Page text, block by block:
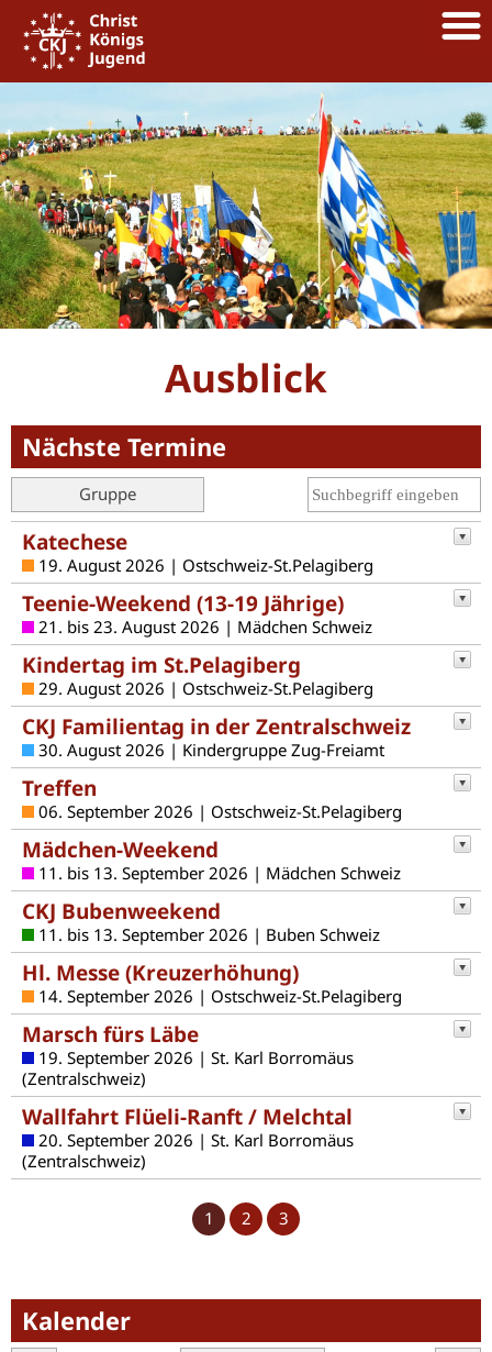
Ausblick
Nächste Termine
Gruppe
Katechese
19. August 2026 | Ostschweiz-St.Pelagiberg
Teenie-Weekend (13-19 Jährige)
21. bis 23. August 2026 | Mädchen Schweiz
Kindertag im St.Pelagiberg
29. August 2026 | Ostschweiz-St.Pelagiberg
CKJ Familientag in der Zentralschweiz
30. August 2026 | Kindergruppe Zug-Freiamt
Treffen
06. September 2026 | Ostschweiz-St.Pelagiberg
Mädchen-Weekend
11. bis 13. September 2026 | Mädchen Schweiz
CKJ Bubenweekend
11. bis 13. September 2026 | Buben Schweiz
Hl. Messe (Kreuzerhöhung)
14. September 2026 | Ostschweiz-St.Pelagiberg
Marsch fürs Läbe
19. September 2026 | St. Karl Borromäus
(Zentralschweiz)
Wallfahrt Flüeli-Ranft / Melchtal
20. September 2026 | St. Karl Borromäus
(Zentralschweiz)
1 2 3
Kalender